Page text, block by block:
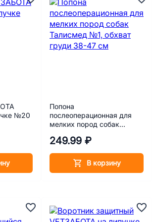
№20
Попона
послеоперационная для
мелких пород собак
груди 38-47 см
249.99 ₽
В корзину